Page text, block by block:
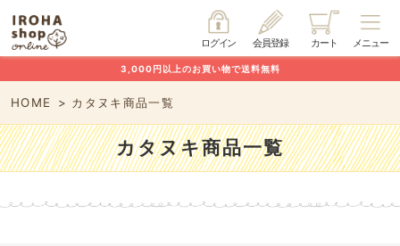
メニュー
カート
会員登録
ログイン
3,000円以上のお買い物で送料無料
HOME カタヌキ商品一覧
カタヌキ商品一覧